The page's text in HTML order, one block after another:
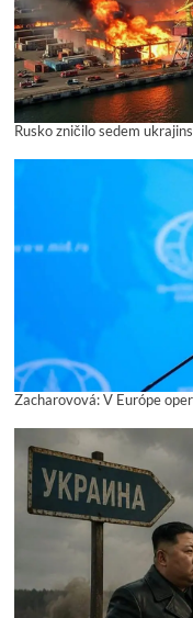
Rusko zničilo sedem
Zacharovová: V Európe